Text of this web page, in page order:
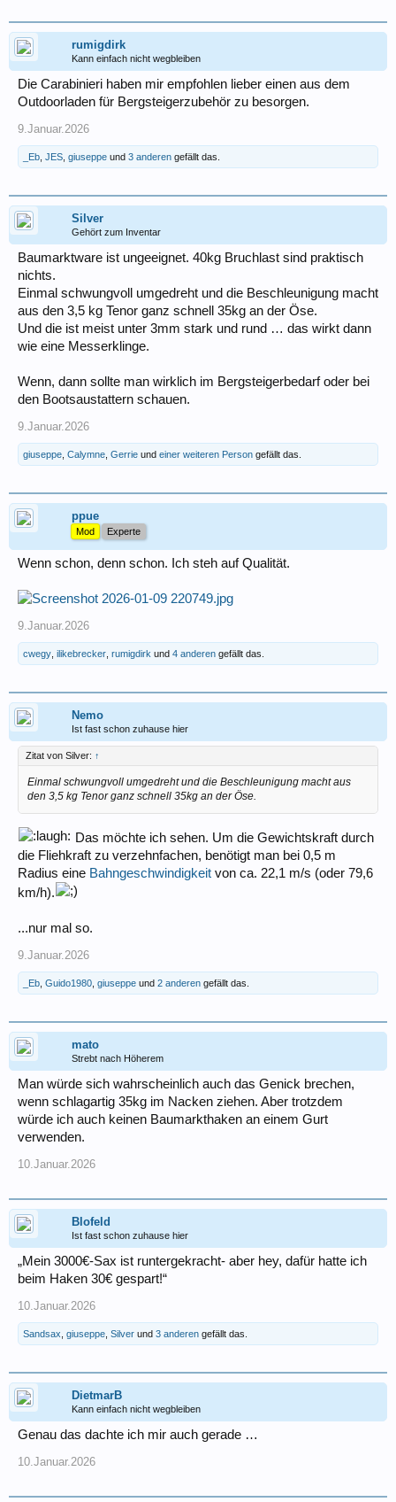
rumigdirk
Kann einfach nicht wegbleiben
Die Carabinieri haben mir empfohlen lieber einen aus dem
Outdoorladen für Bergsteigerzubehör zu besorgen.
9.Januar.2026
_Eb JES giuseppe und 3 anderen gefällt das.
Silver
Gehört zum Inventar
Baumarktware ist ungeeignet. 40kg Bruchlast sind praktisch
nichts.
Einmal schwungvoll umgedreht und die Beschleunigung macht
aus den 3,5 kg Tenor ganz schnell 35kg an der Öse.
Und die ist meist unter 3mm stark und rund … das wirkt dann
wie eine Messerklinge.
Wenn, dann sollte man wirklich im Bergsteigerbedarf oder bei
den Bootsaustattern schauen.
9.Januar.2026
giuseppe Calymne Gerrie und einer weiteren Person gefällt das.
ppue
Mod Experte
Wenn schon, denn schon. Ich steh auf Qualität.
9.Januar.2026
cwegy ilikebrecker rumigdirk und 4 anderen gefällt das.
Nemo
Ist fast schon zuhause hier
Zitat von Silver: ↑
Einmal schwungvoll umgedreht und die Beschleunigung macht aus
den 3,5 kg Tenor ganz schnell 35kg an der Öse.
Das möchte ich sehen. Um die Gewichtskraft durch
die Fliehkraft zu verzehnfachen, benötigt man bei 0,5 m
Radius eine Bahngeschwindigkeit von ca. 22,1 m/s (oder 79,6
km/h).
...nur mal so.
9.Januar.2026
_Eb Guido1980 giuseppe und 2 anderen gefällt das.
mato
Strebt nach Höherem
Man würde sich wahrscheinlich auch das Genick brechen,
wenn schlagartig 35kg im Nacken ziehen. Aber trotzdem
würde ich auch keinen Baumarkthaken an einem Gurt
verwenden.
10.Januar.2026
Blofeld
Ist fast schon zuhause hier
„Mein 3000€-Sax ist runtergekracht- aber hey, dafür hatte ich
beim Haken 30€ gespart!“
10.Januar.2026
Sandsax giuseppe Silver und 3 anderen gefällt das.
DietmarB
Kann einfach nicht wegbleiben
Genau das dachte ich mir auch gerade …
10.Januar.2026